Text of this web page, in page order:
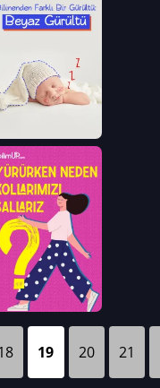
19 20 21